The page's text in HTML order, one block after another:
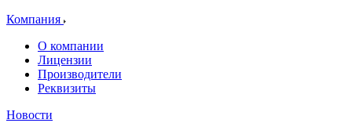
Компания
О компании
Лицензии
Производители
Реквизиты
Новости